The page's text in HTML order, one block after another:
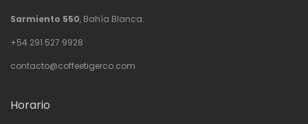
Sarmiento 550, Bahía Blanca.
+54 291 527 9928
contacto@coffeetigerco.com
Horario